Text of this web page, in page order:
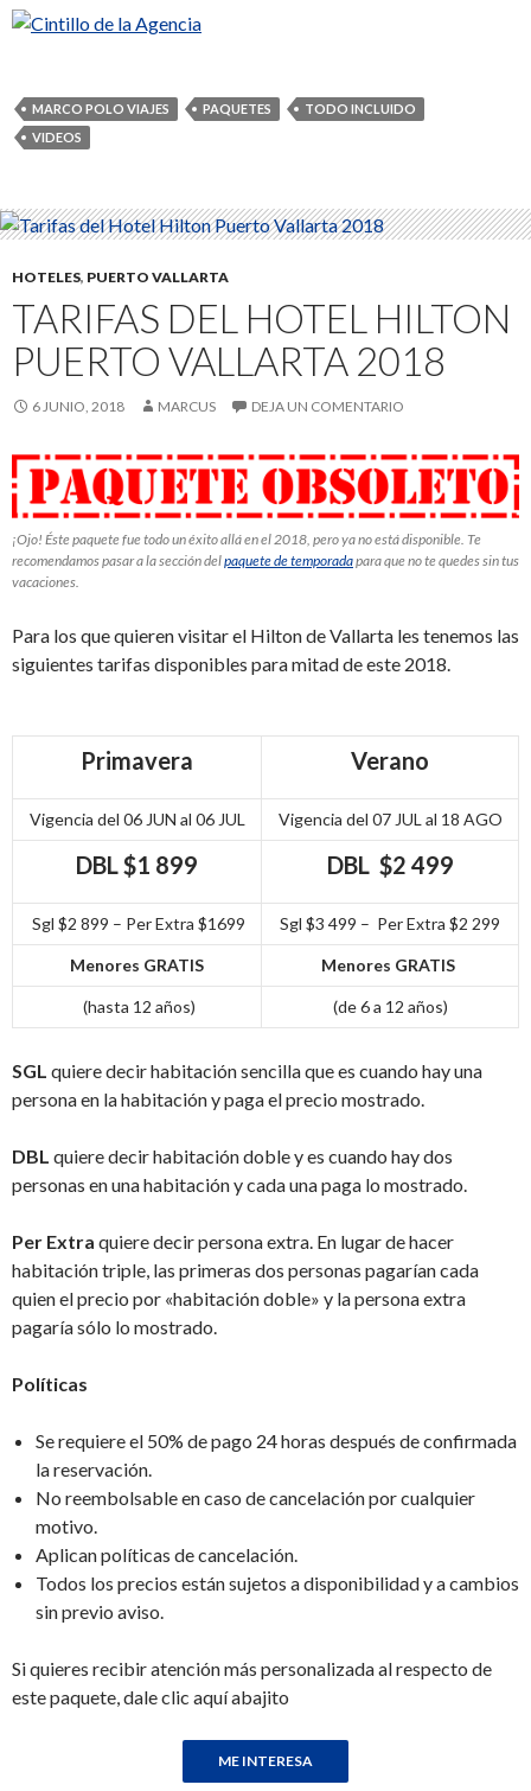
MARCO POLO VIAJES PAQUETES
TODO INCLUIDO
VIDEOS
HOTELES, PUERTO VALLARTA
TARIFAS DEL HOTEL HILTON
PUERTO VALLARTA 2018
6 JUNIO, 2018 MARCUS DEJA UN COMENTARIO
¡Ojo! Éste paquete fue todo un éxito allá en el 2018, pero ya no está disponible. Te
recomendamos pasar a la sección delpaquete de temporadapara que no te quedes sin tus
vacaciones.
Para los que quieren visitar el Hilton de Vallarta les tenemos las
siguientes tarifas disponibles para mitad de este 2018.
Primavera Verano
Vigencia del 06 JUN al 06 JUL Vigencia del 07 JUL al 18 AGO
DBL $1 899 DBL $2 499
Sgl $2 899 – Per Extra $1699 Sgl $3 499 – Per Extra $2 299
Menores GRATIS Menores GRATIS
(hasta 12 años) (de 6 a 12 años)
SGL quiere decir habitación sencilla que es cuando hay una
persona en la habitación y paga el precio mostrado.
DBL quiere decir habitación doble y es cuando hay dos
personas en una habitación y cada una paga lo mostrado.
Per Extra quiere decir persona extra. En lugar de hacer
habitación triple, las primeras dos personas pagarían cada
quien el precio por «habitación doble» y la persona extra
pagaría sólo lo mostrado.
Políticas
Se requiere el 50% de pago 24 horas después de confirmada
la reservación.
No reembolsable en caso de cancelación por cualquier
motivo.
Aplican políticas de cancelación.
Todos los precios están sujetos a disponibilidad y a cambios
sin previo aviso.
Si quieres recibir atención más personalizada al respecto de
este paquete, dale clic aquí abajito